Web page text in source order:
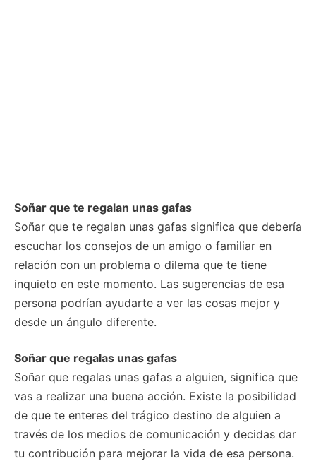
Soñar que te regalan unas gafas
Soñar que te regalan unas gafas significa que debería
escuchar los consejos de un amigo o familiar en
relación con un problema o dilema que te tiene
inquieto en este momento. Las sugerencias de esa
persona podrían ayudarte a ver las cosas mejor y
desde un ángulo diferente.
Soñar que regalas unas gafas
Soñar que regalas unas gafas a alguien, significa que
vas a realizar una buena acción. Existe la posibilidad
de que te enteres del trágico destino de alguien a
través de los medios de comunicación y decidas dar
tu contribución para mejorar la vida de esa persona.